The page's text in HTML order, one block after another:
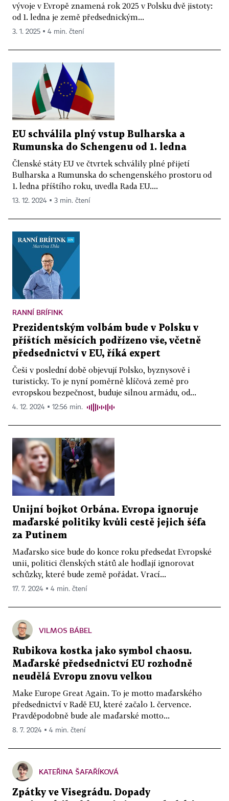
vývoje v Evropě znamená rok 2025 v Polsku dvě jistoty:
od 1. ledna je země předsednickým...
3. 1. 2025 ▪ 4 min. čtení
EU schválila plný vstup Bulharska a
Rumunska do Schengenu od 1. ledna
Členské státy EU ve čtvrtek schválily plné přijetí
Bulharska a Rumunska do schengenského prostoru od
1. ledna příštího roku, uvedla Rada EU....
13. 12. 2024 ▪ 3 min. čtení
RANNÍ BRÍFINK
Prezidentským volbám bude v Polsku v
příštích měsících podřízeno vše, včetně
předsednictví v EU, říká expert
Češi v poslední době objevují Polsko, byznysově i
turisticky. To je nyní poměrně klíčová země pro
evropskou bezpečnost, buduje silnou armádu, od...
4. 12. 2024 ▪ 12:56 min.
Unijní bojkot Orbána. Evropa ignoruje
maďarské politiky kvůli cestě jejich šéfa
za Putinem
Maďarsko sice bude do konce roku předsedat Evropské
unii, politici členských států ale hodlají ignorovat
schůzky, které bude země pořádat. Vrací...
17. 7. 2024 ▪ 4 min. čtení
VILMOS BÁBEL
Rubikova kostka jako symbol chaosu.
Maďarské předsednictví EU rozhodně
neudělá Evropu znovu velkou
Make Europe Great Again. To je motto maďarského
předsednictví v Radě EU, které začalo 1. července.
Pravděpodobně bude ale maďarské motto...
8. 7. 2024 ▪ 4 min. čtení
KATEŘINA ŠAFAŘÍKOVÁ
Zpátky ve Visegrádu. Dopady